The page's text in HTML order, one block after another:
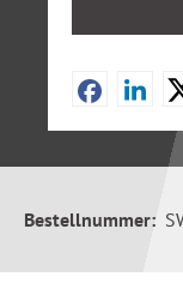
Bestellnummer: